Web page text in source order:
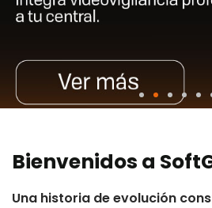
Bienvenidos a
Una historia de evolución